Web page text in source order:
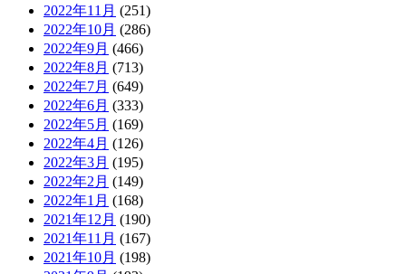
2022年11月 (251)
2022年10月 (286)
2022年9月 (466)
2022年8月 (713)
2022年7月 (649)
2022年6月 (333)
2022年5月 (169)
2022年4月 (126)
2022年3月 (195)
2022年2月 (149)
2022年1月 (168)
2021年12月 (190)
2021年11月 (167)
2021年10月 (198)